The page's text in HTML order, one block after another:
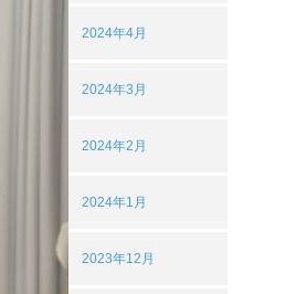
2024年4月
2024年3月
2024年2月
2024年1月
2023年12月